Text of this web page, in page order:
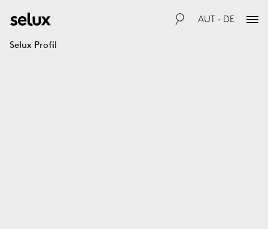
AUT · DE
Selux Profil